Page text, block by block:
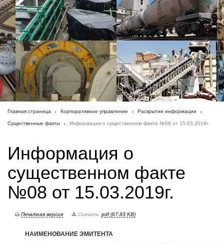
Главная страница Корпоративное управление Раскрытие информации
Существенные факты Информация о существенном факте №08 от 15.03.2019г.
Информация о
существенном факте
№08 от 15.03.2019г.
Печатная версия Скачать: pdf (67.83 KB)
НАИМЕНОВАНИЕ ЭМИТЕНТА